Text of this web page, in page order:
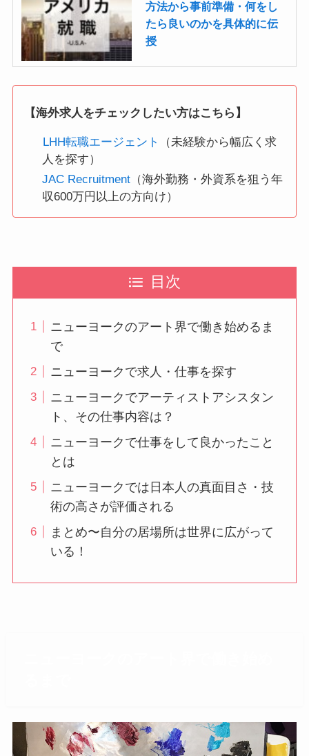
方法から事前準備・何をし
たら良いのかを具体的に伝
授
【海外求人をチェックしたい方はこちら】
LHH転職エージェント
（未経験から幅広く求
人を探す）
JAC Recruitment （海外勤務・外資系を狙う年
収600万円以上の方向け）
目次
ニューヨークのアート界で働き始めるま
で
ニューヨークで求人・仕事を探す
ニューヨークでアーティストアシスタン
ト、その仕事内容は？
ニューヨークで仕事をして良かったこと
とは
ニューヨークでは日本人の真面目さ・技
術の高さが評価される
まとめ〜自分の居場所は世界に広がって
いる！